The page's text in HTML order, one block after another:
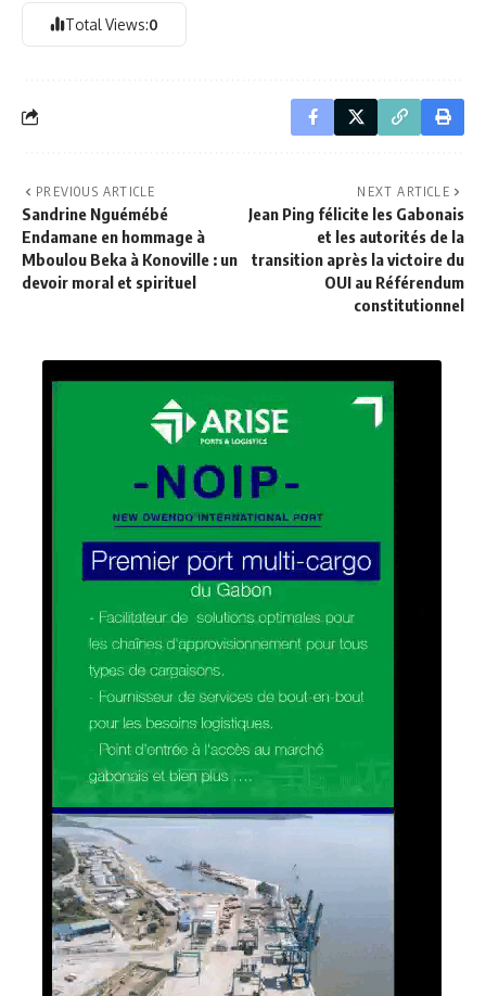
Total Views:0
PREVIOUS ARTICLE
Sandrine Nguémébé
Endamane en hommage à
Mboulou Beka à Konoville : un
devoir moral et spirituel
NEXT ARTICLE
Jean Ping félicite les Gabonais
et les autorités de la
transition après la victoire du
OUI au Référendum
constitutionnel